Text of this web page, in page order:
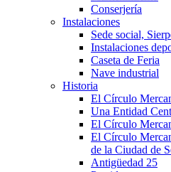
Conserjería
Instalaciones
Sede social,
Instalaciones
Caseta de Feria
Nave industrial
Historia
El Círculo
Una Entidad
El Círculo
El Círculo
de la Ciudad de
Antigüedad 25